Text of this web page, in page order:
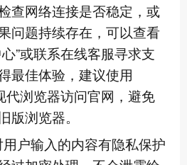
查网络连接是否稳定，或
问题持续存在，可以查看
”或联系在线客服寻求支
最佳体验，建议使用
代浏览器访问官网，避免
版浏览器。
用户输入的内容有隐私保护